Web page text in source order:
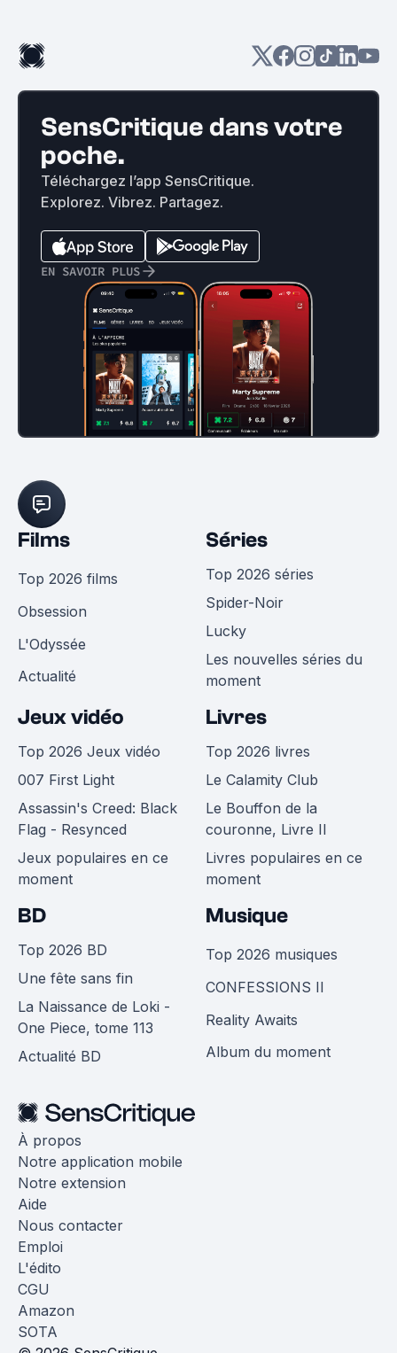
SensCritique dans votre
poche.
Téléchargez l’app SensCritique.
Explorez. Vibrez. Partagez.
EN SAVOIR PLUS
Films
Top 2026 films
Obsession
L'Odyssée
Actualité
Séries
Top 2026 séries
Spider-Noir
Lucky
Les nouvelles séries du
moment
Jeux vidéo
Top 2026 Jeux vidéo
007 First Light
Assassin's Creed: Black
Flag - Resynced
Jeux populaires en ce
moment
Livres
Top 2026 livres
Le Calamity Club
Le Bouffon de la
couronne, Livre II
Livres populaires en ce
moment
BD
Top 2026 BD
Une fête sans fin
La Naissance de Loki -
One Piece, tome 113
Actualité BD
Musique
Top 2026 musiques
CONFESSIONS II
Reality Awaits
Album du moment
À propos
Notre application mobile
Notre extension
Aide
Nous contacter
Emploi
L'édito
CGU
Amazon
SOTA